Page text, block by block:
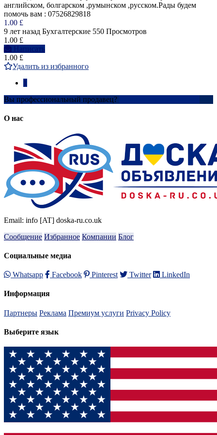
английском, болгарском ,румынском ,русском.Рады будем
помочь вам : 07526829818
1.00 £
9 лет назад Бухгалтерские 550 Просмотров
1.00 £
Написать
1.00 £
Удалить из избранного
Вы профессиональный продавец?
О нас
Email: info [AT] doska-ru.co.uk
Сообщение Избранное Компании Блог
Социальные медиа
Whatsapp Facebook Pinterest Twitter LinkedIn
Информация
Партнеры Реклама Премиум услуги Privacy Policy
Выберите язык